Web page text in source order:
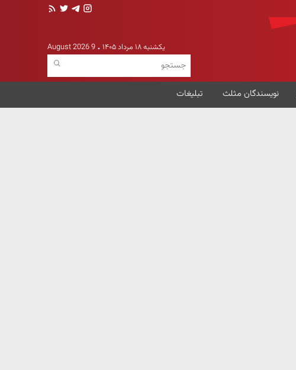
یکشنبه ۱۸ مرداد ۱۴۰۵ 9 August 2026
نویسندگان مثلث تبلیغات